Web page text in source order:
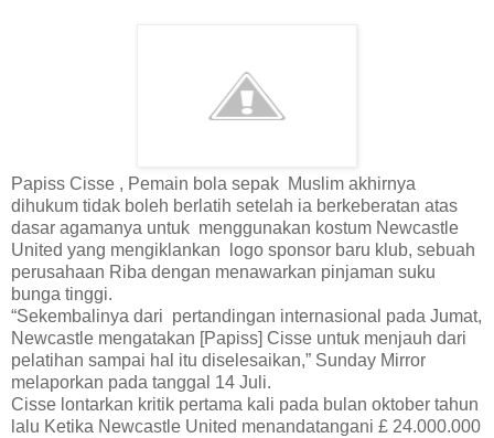
Papiss Cisse , Pemain bola sepak Muslim akhirnya
dihukum tidak boleh berlatih setelah ia berkeberatan atas
dasar agamanya untuk menggunakan kostum Newcastle
United yang mengiklankan logo sponsor baru klub, sebuah
perusahaan Riba dengan menawarkan pinjaman suku
bunga tinggi.
“Sekembalinya dari pertandingan internasional pada Jumat,
Newcastle mengatakan [Papiss] Cisse untuk menjauh dari
pelatihan sampai hal itu diselesaikan,” Sunday Mirror
melaporkan pada tanggal 14 Juli.
Cisse lontarkan kritik pertama kali pada bulan oktober tahun
lalu Ketika Newcastle United menandatangani £ 24.000.000